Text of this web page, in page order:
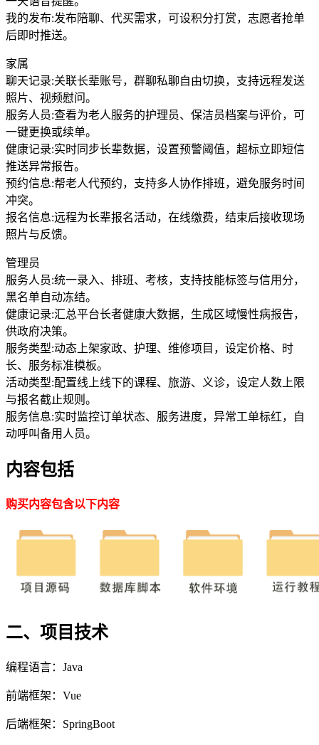
我的发布:发布陪聊、代买需求，可设积分打赏，志愿者抢单
后即时推送。
家属
聊天记录:关联长辈账号，群聊私聊自由切换，支持远程发送
照片、视频慰问。
服务人员:查看为老人服务的护理员、保洁员档案与评价，可
一键更换或续单。
健康记录:实时同步长辈数据，设置预警阈值，超标立即短信
推送异常报告。
预约信息:帮老人代预约，支持多人协作排班，避免服务时间
冲突。
报名信息:远程为长辈报名活动，在线缴费，结束后接收现场
照片与反馈。
管理员
服务人员:统一录入、排班、考核，支持技能标签与信用分，
黑名单自动冻结。
健康记录:汇总平台长者健康大数据，生成区域慢性病报告，
供政府决策。
服务类型:动态上架家政、护理、维修项目，设定价格、时
长、服务标准模板。
活动类型:配置线上线下的课程、旅游、义诊，设定人数上限
与报名截止规则。
服务信息:实时监控订单状态、服务进度，异常工单标红，自
动呼叫备用人员。
内容包括
购买内容包含以下内容
二、项目技术
编程语言：Java
前端框架：Vue
后端框架：SpringBoot